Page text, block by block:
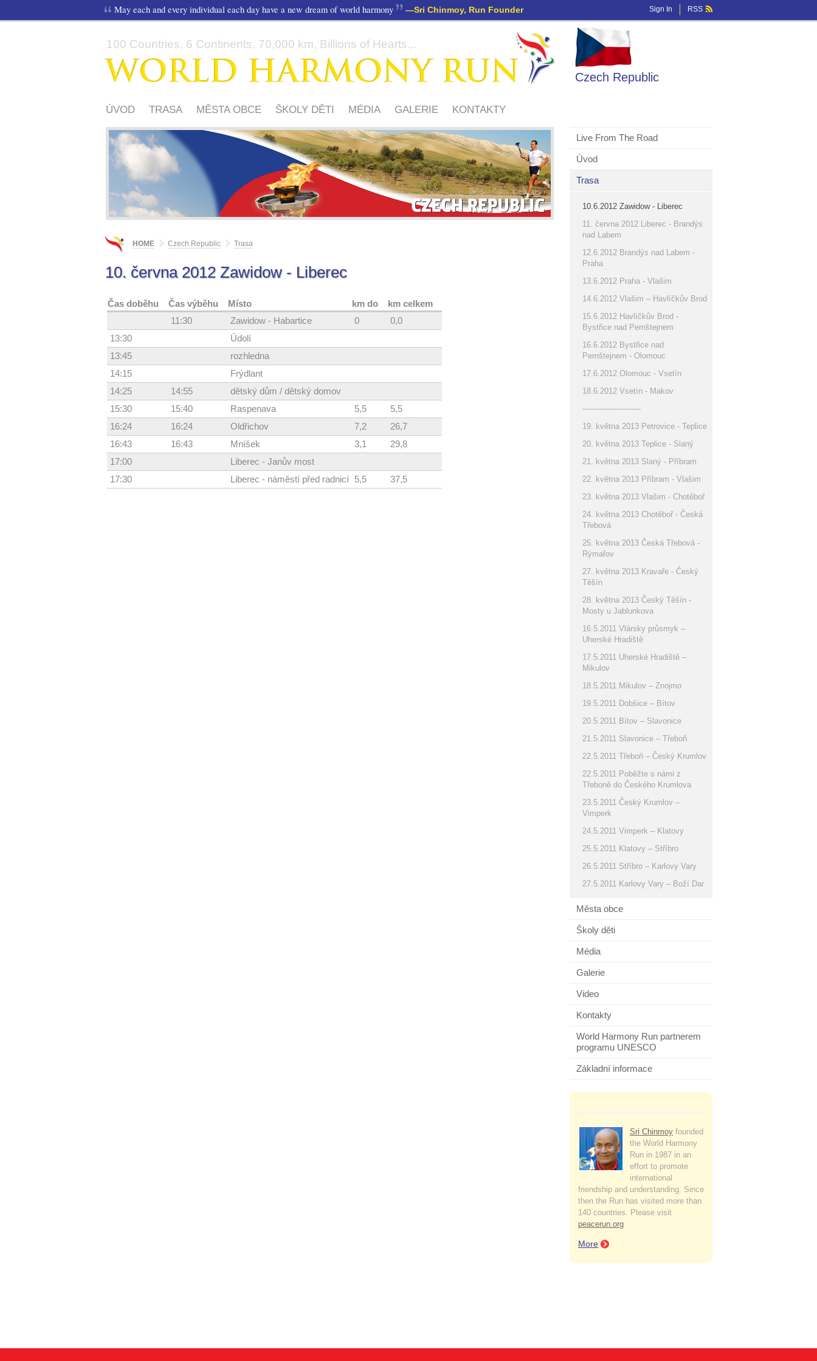
RSS
Sign In
May each and every individual each day have a new dream of world harmony —Sri Chinmoy, Run Founder
100 Countries, 6 Continents, 70,000 km, Billions of Hearts...
Czech Republic
ÚVOD TRASA MĚSTA OBCE ŠKOLY DĚTI MÉDIA GALERIE KONTAKTY
Live From The Road
Úvod
Trasa
10.6.2012 Zawidow - Liberec
11. června 2012 Liberec - Brandýs
nad Labem
12.6.2012 Brandýs nad Labem -
Praha
13.6.2012 Praha - Vlašim
14.6.2012 Vlašim – Havlíčkův Brod
15.6.2012 Havlíčkův Brod -
Bystřice nad Pernštejnem
16.6.2012 Bystřice nad
Pernštejnem - Olomouc
17.6.2012 Olomouc - Vsetín
18.6.2012 Vsetín - Makov
------------------------
19. května 2013 Petrovice - Teplice
20. května 2013 Teplice - Slaný
21. května 2013 Slaný - Příbram
22. května 2013 Příbram - Vlašim
23. května 2013 Vlašim - Chotěboř
24. května 2013 Chotěboř - Česká
Třebová
25. května 2013 Česká Třebová -
Rýmařov
27. května 2013 Kravaře - Český
Těšín
28. května 2013 Český Těšín -
Mosty u Jablunkova
16.5.2011 Vlársky průsmyk –
Uherské Hradiště
17.5.2011 Uherské Hradiště –
Mikulov
18.5.2011 Mikulov – Znojmo
19.5.2011 Dobšice – Bítov
20.5.2011 Bítov – Slavonice
21.5.2011 Slavonice – Třeboň
22.5.2011 Třeboň – Český Krumlov
22.5.2011 Poběžte s námi z
Třeboně do Českého Krumlova
23.5.2011 Český Krumlov –
Vimperk
24.5.2011 Vimperk – Klatovy
25.5.2011 Klatovy – Stříbro
26.5.2011 Stříbro – Karlovy Vary
27.5.2011 Karlovy Vary – Boží Dar
Města obce
Školy děti
Média
Galerie
Video
Kontakty
World Harmony Run partnerem
programu UNESCO
Základní informace
Sri Chinmoy founded
the World Harmony
Run in 1987 in an
effort to promote
international
friendship and understanding. Since
then the Run has visited more than
140 countries. Please visit
peacerun.org
More
HOME Czech Republic Trasa
10. června 2012 Zawidow - Liberec
Čas doběhu Čas výběhu Místo km do
km celkem
11:30
Zawidow - Habartice 0
0,0
13:30
Údolí
13:45
rozhledna
14:15
Frýdlant
14:25
14:55
dětský dům / dětský domov
15:30
15:40 Raspenava 5,5
5,5
16:24
16:24 Oldřichov 7,2
26,7
16:43
16:43 Mníšek 3,1
29,8
17:00
Liberec - Janův most
17:30
Liberec - náměstí před radnicí 5,5 37,5